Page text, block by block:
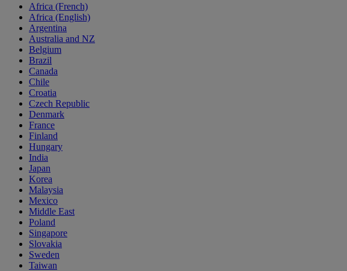
Africa (French)
Africa (English)
Argentina
Australia and NZ
Belgium
Brazil
Canada
Chile
Croatia
Czech Republic
Denmark
France
Finland
Hungary
India
Japan
Korea
Malaysia
Mexico
Middle East
Poland
Singapore
Slovakia
Sweden
Taiwan